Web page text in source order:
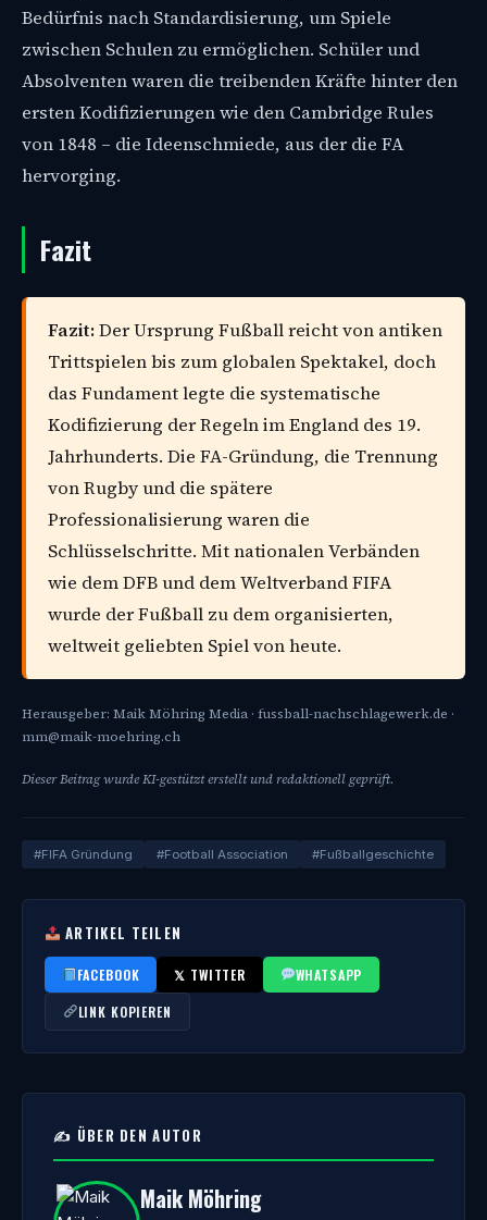
Bedürfnis nach Standardisierung, um Spiele
zwischen Schulen zu ermöglichen. Schüler und
Absolventen waren die treibenden Kräfte hinter den
ersten Kodifizierungen wie den Cambridge Rules
von 1848 – die Ideenschmiede, aus der die FA
hervorging.
Fazit
Fazit:Der Ursprung Fußball reicht von antiken
Trittspielen bis zum globalen Spektakel, doch
das Fundament legte die systematische
Kodifizierung der Regeln im England des 19.
Jahrhunderts. Die FA-Gründung, die Trennung
von Rugby und die spätere
Professionalisierung waren die
Schlüsselschritte. Mit nationalen Verbänden
wie dem DFB und dem Weltverband FIFA
wurde der Fußball zu dem organisierten,
weltweit geliebten Spiel von heute.
Herausgeber: Maik Möhring Media · fussball-nachschlagewerk.de ·
mm@maik-moehring.ch
Dieser Beitrag wurde KI-gestützt erstellt und redaktionell geprüft.
#FIFA Gründung #Football Association #Fußballgeschichte
ARTIKEL TEILEN
FACEBOOK 𝕏 TWITTER
WHATSAPP
LINK KOPIEREN
✍️ ÜBER DEN AUTOR
Maik Möhring